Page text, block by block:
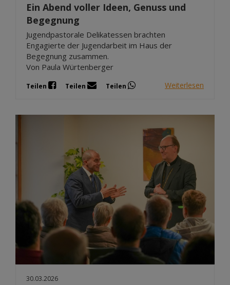
Ein Abend voller Ideen, Genuss und
Begegnung
Jugendpastorale Delikatessen brachten
Engagierte der Jugendarbeit im Haus der
Begegnung zusammen.
Von Paula Würtenberger
Teilen Teilen Teilen Weiterlesen
30.03.2026